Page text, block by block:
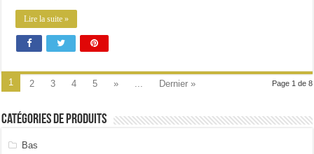
Lire la suite »
Page 1 de 8
1 2 3 4 5 » Dernier »
Catégories de produits
Bas